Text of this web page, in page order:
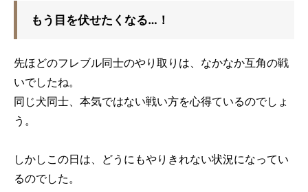
もう目を伏せたくなる…！
先ほどのフレブル同士のやり取りは、なかなか互角の戦
いでしたね。
同じ犬同士、本気ではない戦い方を心得ているのでしょ
う。
しかしこの日は、どうにもやりきれない状況になってい
るのでした。